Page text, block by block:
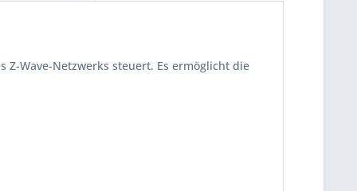
Z-Wave-Netzwerks steuert. Es ermöglicht die